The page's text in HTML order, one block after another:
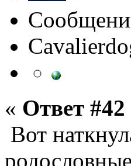
« Ответ #42
Вот